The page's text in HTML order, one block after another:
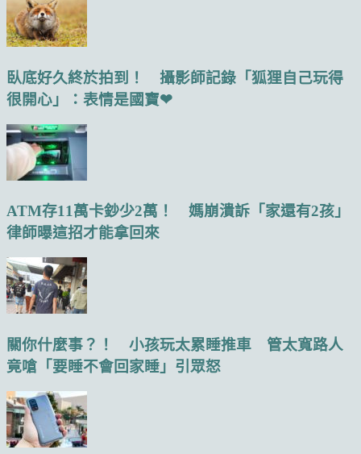
臥底好久終於拍到！ 攝影師記錄「狐狸自己玩得
很開心」：表情是國寶❤
ATM存11萬卡鈔少2萬！ 媽崩潰訴「家還有2孩」
律師曝這招才能拿回來
關你什麼事？！ 小孩玩太累睡推車 管太寬路人
竟嗆「要睡不會回家睡」引眾怒